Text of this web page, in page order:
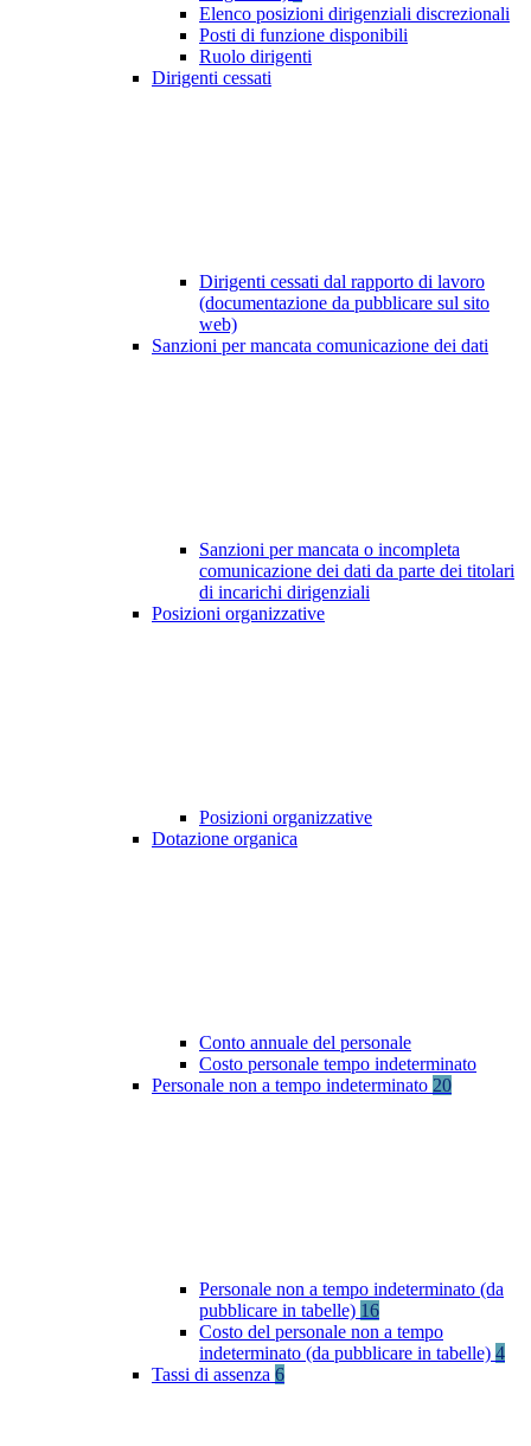
Elenco posizioni dirigenziali discrezionali
Posti di funzione disponibili
Ruolo dirigenti
Dirigenti cessati
Dirigenti cessati dal rapporto di lavoro
(documentazione da pubblicare sul sito
web)
Sanzioni per mancata comunicazione dei dati
Sanzioni per mancata o incompleta
comunicazione dei dati da parte dei titolari
di incarichi dirigenziali
Posizioni organizzative
Posizioni organizzative
Dotazione organica
Conto annuale del personale
Costo personale tempo indeterminato
Personale non a tempo indeterminato 20
Personale non a tempo indeterminato (da
pubblicare in tabelle) 16
Costo del personale non a tempo
indeterminato (da pubblicare in tabelle) 4
Tassi di assenza 6